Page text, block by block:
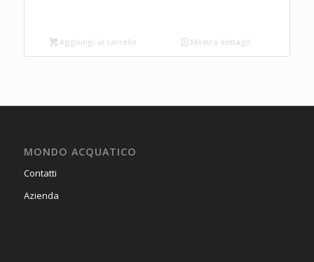
Aggiungi al carrello Mostra dettagli
MONDO ACQUATICO
Contatti
Azienda